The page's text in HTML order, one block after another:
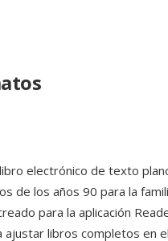
electrónico de texto
de los años 90 para la
para la aplicación
ajustar libros completos en el